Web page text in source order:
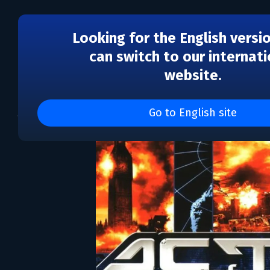
Looking for the English
can switch to our
website.
Go to English site
Act of War: Direct